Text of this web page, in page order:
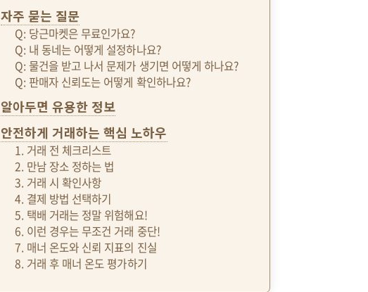
자주 묻는 질문
Q: 당근마켓은 무료인가요?
Q: 내 동네는 어떻게 설정하나요?
Q: 물건을 받고 나서 문제가 생기면 어떻게 하나요?
Q: 판매자 신뢰도는 어떻게 확인하나요?
알아두면 유용한 정보
안전하게 거래하는 핵심 노하우
1. 거래 전 체크리스트
2. 만남 장소 정하는 법
3. 거래 시 확인사항
4. 결제 방법 선택하기
5. 택배 거래는 정말 위험해요!
6. 이런 경우는 무조건 거래 중단!
7. 매너 온도와 신뢰 지표의 진실
8. 거래 후 매너 온도 평가하기